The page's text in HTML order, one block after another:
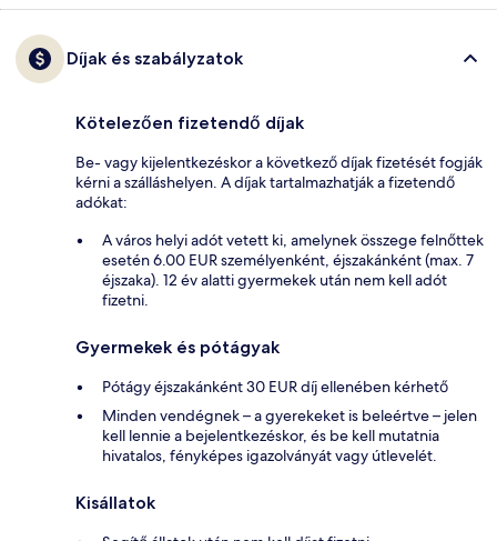
Díjak és szabályzatok
Kötelezően fizetendő díjak
Be- vagy kijelentkezéskor a következő díjak fizetését fogják
kérni a szálláshelyen. A díjak tartalmazhatják a fizetendő
adókat:
A város helyi adót vetett ki, amelynek összege felnőttek
esetén 6.00 EUR személyenként, éjszakánként (max. 7
éjszaka). 12 év alatti gyermekek után nem kell adót
fizetni.
Gyermekek és pótágyak
Pótágy éjszakánként 30 EUR díj ellenében kérhető
Minden vendégnek – a gyerekeket is beleértve – jelen
kell lennie a bejelentkezéskor, és be kell mutatnia
hivatalos, fényképes igazolványát vagy útlevelét.
Kisállatok